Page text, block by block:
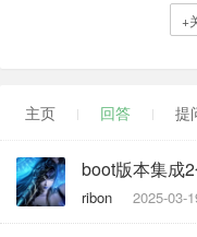
+
主页 回答 提
boot版本集成
ribon 2025-03-